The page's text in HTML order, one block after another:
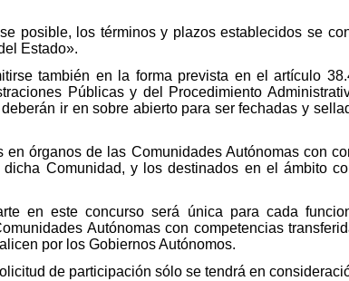
posible, los términos y plazos establecidos se
Estado».
también en la forma prevista en el artículo
Públicas y del Procedimiento
ir en sobre abierto para ser fechadas y
órganos de las Comunidades Autónomas con
Comunidad, y los destinados en el ámbito
en este concurso será única para cada
Autónomas con competencias
por los Gobiernos Autónomos.
de participación sólo se tendrá en